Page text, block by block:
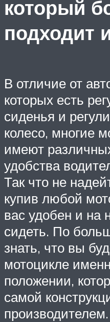
который
подходит
В отличие от
которых есть
сиденья и
колесо, многие
имеют
удобства
Так что не
купив любой
вас удобен и на
сидеть. По
знать, что вы
мотоцикле
положении,
самой
производителем.